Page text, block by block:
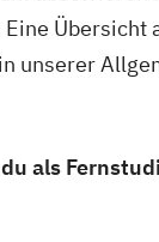
unserer
als